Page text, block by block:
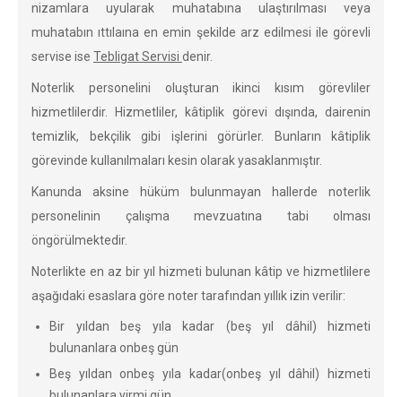
nizamlara uyularak muhatabına ulaştırılması veya
muhatabın ıttılaına en emin şekilde arz edilmesi ile görevli
servise ise Tebligat Servisi denir.
Noterlik personelini oluşturan ikinci kısım görevliler
hizmetlilerdir. Hizmetliler, kâtiplik görevi dışında, dairenin
temizlik, bekçilik gibi işlerini görürler. Bunların kâtiplik
görevinde kullanılmaları kesin olarak yasaklanmıştır.
Kanunda aksine hüküm bulunmayan hallerde noterlik
personelinin çalışma mevzuatına tabi olması
öngörülmektedir.
Noterlikte en az bir yıl hizmeti bulunan kâtip ve hizmetlilere
aşağıdaki esaslara göre noter tarafından yıllık izin verilir:
Bir yıldan beş yıla kadar (beş yıl dâhil) hizmeti
bulunanlara onbeş gün
Beş yıldan onbeş yıla kadar(onbeş yıl dâhil) hizmeti